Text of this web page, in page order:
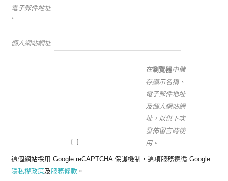
電子郵件地址
*
個人網站網址
在瀏覽器中儲
存顯示名稱、
電子郵件地址
及個人網站網
址，以供下次
發佈留言時使
用。
這個網站採用 Google reCAPTCHA 保護機制，這項服務遵循 Google
隱私權政策及服務條款 。